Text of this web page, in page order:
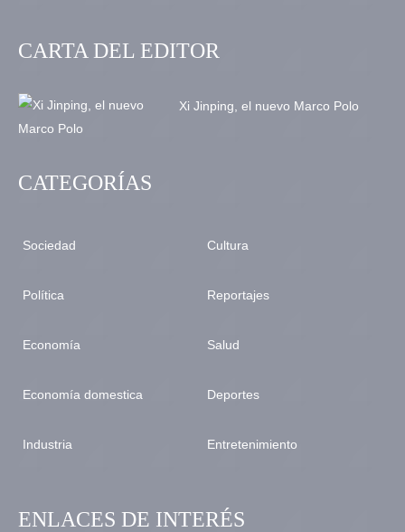
CARTA DEL EDITOR
Xi Jinping, el nuevo Marco Polo
CATEGORÍAS
Sociedad
Política
Economía
Economía domestica
Industria
Cultura
Reportajes
Salud
Deportes
Entretenimiento
ENLACES DE INTERÉS